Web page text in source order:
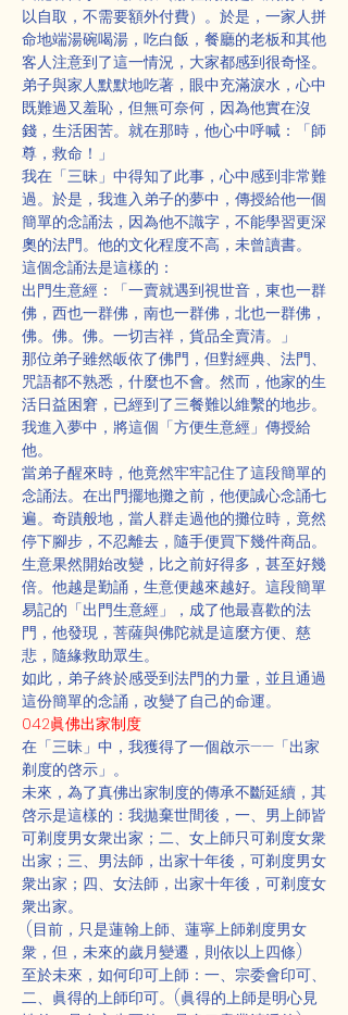
以自取，不需要額外付費）。於是，一家人拼
命地端湯碗喝湯，吃白飯，餐廳的老板和其他
客人注意到了這一情況，大家都感到很奇怪。
弟子與家人默默地吃著，眼中充滿淚水，心中
既難過又羞恥，但無可奈何，因為他實在沒
錢，生活困苦。就在那時，他心中呼喊：「師
尊，救命！」
我在「三昧」中得知了此事，心中感到非常難
過。於是，我進入弟子的夢中，傳授給他一個
簡單的念誦法，因為他不識字，不能學習更深
奧的法門。他的文化程度不高，未曾讀書。
這個念誦法是這樣的：
出門生意經：「一賣就遇到視世音，東也一群
佛，西也一群佛，南也一群佛，北也一群佛，
佛。佛。佛。一切吉祥，貨品全賣清。」
那位弟子雖然皈依了佛門，但對經典、法門、
咒語都不熟悉，什麼也不會。然而，他家的生
活日益困窘，已經到了三餐難以維繫的地步。
我進入夢中，將這個「方便生意經」傳授給
他。
當弟子醒來時，他竟然牢牢記住了這段簡單的
念誦法。在出門擺地攤之前，他便誠心念誦七
遍。奇蹟般地，當人群走過他的攤位時，竟然
停下腳步，不忍離去，隨手便買下幾件商品。
生意果然開始改變，比之前好得多，甚至好幾
倍。他越是勤誦，生意便越來越好。這段簡單
易記的「出門生意經」，成了他最喜歡的法
門，他發現，菩薩與佛陀就是這麼方便、慈
悲，隨緣救助眾生。
如此，弟子終於感受到法門的力量，並且通過
這份簡單的念誦，改變了自己的命運。
042眞佛出家制度
在「三昧」中，我獲得了一個啟示——「出家
剃度的啓示」。
未來，為了真佛出家制度的傳承不斷延續，其
啓示是這樣的：我拋棄世間後，一、男上師皆
可剃度男女衆出家；二、女上師只可剃度女衆
出家；三、男法師，出家十年後，可剃度男女
衆出家；四、女法師，出家十年後，可剃度女
衆出家。
(目前，只是蓮翰上師、蓮寧上師剃度男女
衆，但，未來的歲月變遷，則依以上四條)
至於未來，如何印可上師：一、宗委會印可、
二、眞得的上師印可。(眞得的上師是明心見